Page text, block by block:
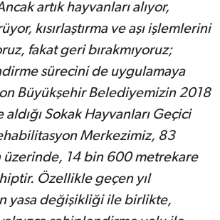
artık hayvanları alıyor,
kısırlaştırma ve aşı işlemlerini
fakat geri bırakmıyoruz;
sürecini de uygulamaya
Büyükşehir Belediyemizin 2018
aldığı Sokak Hayvanları Geçici
Merkezimiz, 83
üzerinde, 14 bin 600 metrekare
Özellikle geçen yıl
yasa değişikliği ile birlikte,